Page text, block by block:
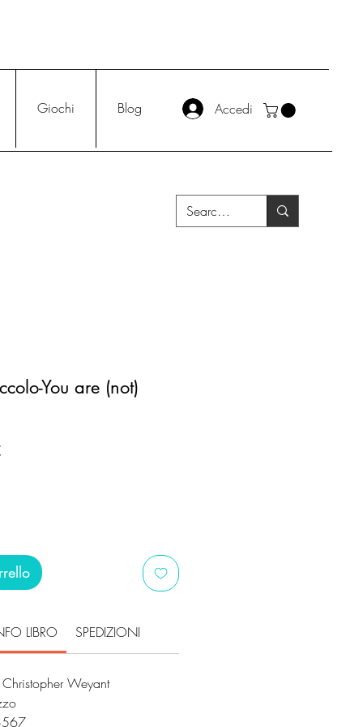
Giochi Blog Accedi
You are (not)
Prezzo
LIBRO SPEDIZIONI
Weyant